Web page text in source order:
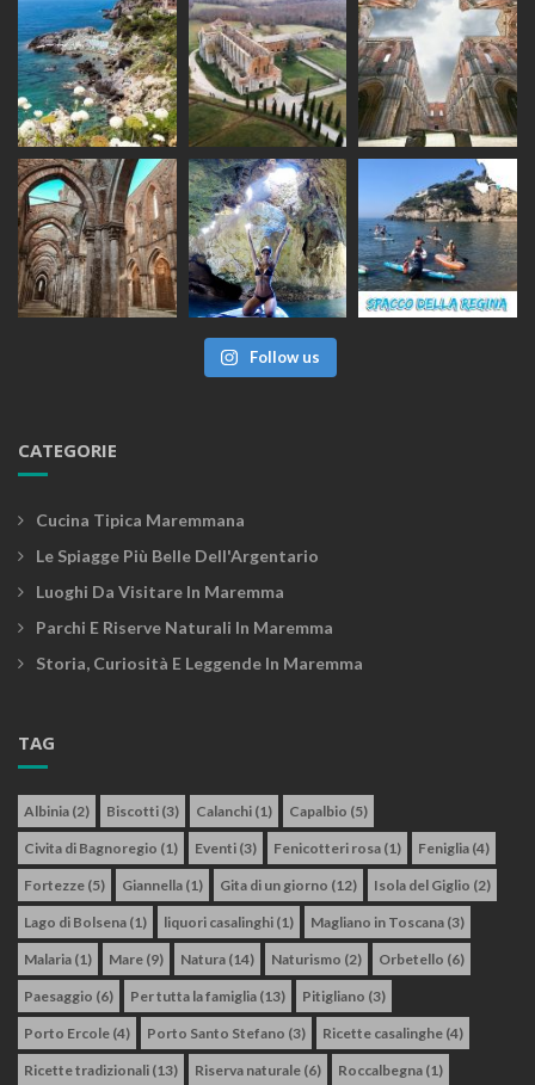
Follow us
CATEGORIE
Cucina Tipica Maremmana
Le Spiagge Più Belle Dell'Argentario
Luoghi Da Visitare In Maremma
Parchi E Riserve Naturali In Maremma
Storia, Curiosità E Leggende In Maremma
TAG
Albinia (2) Biscotti (3) Calanchi (1) Capalbio (5)
Civita di Bagnoregio (1) Eventi (3) Fenicotteri rosa (1) Feniglia (4)
Fortezze (5) Giannella (1) Gita di un giorno (12) Isola del Giglio (2)
Lago di Bolsena (1) liquori casalinghi (1) Magliano in Toscana (3)
Malaria (1) Mare (9) Natura (14) Naturismo (2) Orbetello (6)
Paesaggio (6) Per tutta la famiglia (13) Pitigliano (3)
Porto Ercole (4) Porto Santo Stefano (3) Ricette casalinghe (4)
Ricette tradizionali (13) Riserva naturale (6) Roccalbegna (1)